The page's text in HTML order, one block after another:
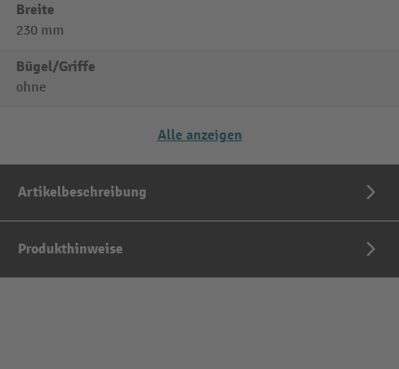
Breite
230 mm
Bügel/Griffe
ohne
Alle anzeigen
Artikelbeschreibung
Produkthinweise